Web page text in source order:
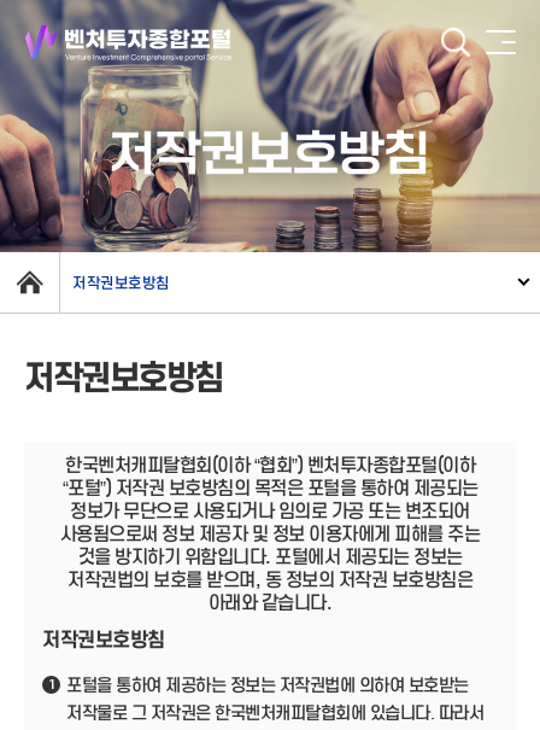
저작권보호방침
저작권보호방침
저작권보호방침
한국벤처캐피탈협회(이하 “협회”) 벤처투자종합포털(이하
“포털”) 저작권 보호방침의 목적은 포털을 통하여 제공되는
정보가 무단으로 사용되거나 임의로 가공 또는 변조되어
사용됨으로써 정보 제공자 및 정보 이용자에게 피해를 주는
것을 방지하기 위함입니다. 포털에서 제공되는 정보는
저작권법의 보호를 받으며, 동 정보의 저작권 보호방침은
아래와 같습니다.
저작권보호방침
1
포털을 통하여 제공하는 정보는 저작권법에 의하여 보호받는
저작물로 그 저작권은 한국벤처캐피탈협회에 있습니다. 따라서